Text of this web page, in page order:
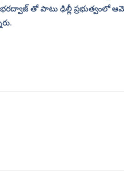
తో పాటు ఢిల్లీ ప్రభుత్వంలో